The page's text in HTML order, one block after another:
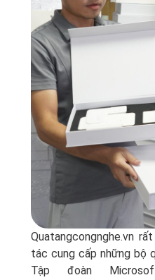
Quatangcongnghe.vn
tác cung cấp những bộ
Tập đoàn